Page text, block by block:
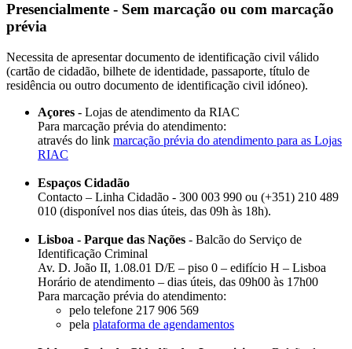
Presencialmente - Sem marcação ou com marcação
prévia
Necessita de apresentar documento de identificação civil válido
(cartão de cidadão, bilhete de identidade, passaporte, título de
residência ou outro documento de identificação civil idóneo).
Açores - Lojas de atendimento da RIAC
Para marcação prévia do atendimento:
através do link marcação prévia do atendimento para as Lojas
RIAC
Espaços Cidadão
Contacto – Linha Cidadão - 300 003 990 ou (+351) 210 489
010 (disponível nos dias úteis, das 09h às 18h).
Lisboa - Parque das Nações - Balcão do Serviço de
Identificação Criminal
​Av. D. João II, 1.08.01 D/E – piso 0 – edifício H – Lisboa
Horário de atendimento – dias úteis, das 09h00 às 17h00
​Para marcação prévia do atendimento:
pelo telefone 217 906 569
​pela plataforma de agendamentos